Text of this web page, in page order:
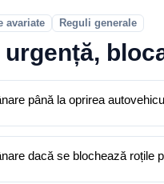
avariate Reguli generale
urgență,
până la oprirea
dacă se blochează roțile